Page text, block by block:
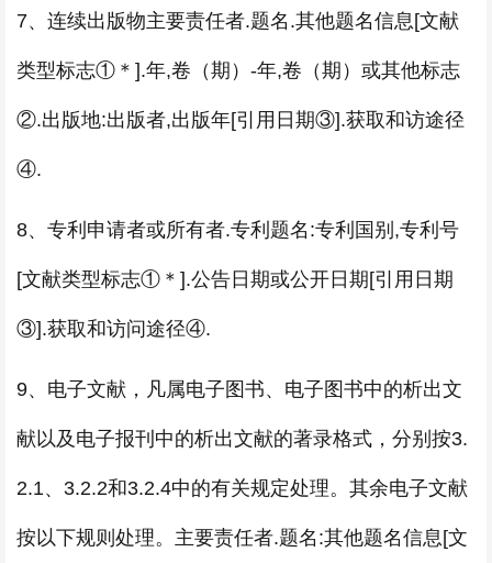
7、连续出版物主要责任者.题名.其他题名信息[文献
类型标志①＊].年,卷（期）-年,卷（期）或其他标志
②.出版地:出版者,出版年[引用日期③].获取和访途径
④.
8、专利申请者或所有者.专利题名:专利国别,专利号
[文献类型标志①＊].公告日期或公开日期[引用日期
③].获取和访问途径④.
9、电子文献，凡属电子图书、电子图书中的析出文
献以及电子报刊中的析出文献的著录格式，分别按3.
2.1、3.2.2和3.2.4中的有关规定处理。其余电子文献
按以下规则处理。主要责任者.题名:其他题名信息[文